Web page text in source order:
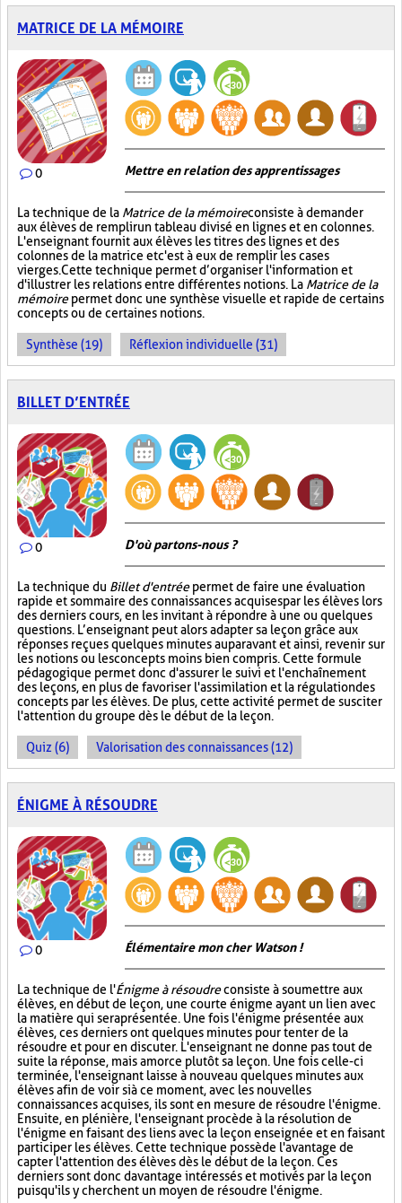
MATRICE DE LA MÉMOIRE
0 Mettre en relation des apprentissages
La technique de la Matrice de la mémoireconsiste à demander
aux élèves de remplir un tableau divisé en lignes et en colonnes.
L'enseignant fournit aux élèves les titres des lignes et des
colonnes de la matrice et c'est à eux de remplir les cases
vierges. Cette technique permet d’organiser l'information et
d'illustrer les relations entre différentes notions. La Matrice de la
mémoirepermet donc une synthèse visuelle et rapide de certains
concepts ou de certaines notions.
Synthèse (19) Réflexion individuelle (31)
BILLET D’ENTRÉE
0 D'où partons-nous ?
La technique du Billet d'entréepermet de faire une évaluation
rapide et sommaire des connaissances acquises par les élèves lors
des derniers cours, en les invitant à répondre à une ou quelques
questions. L’enseignant peut alors adapter sa leçon grâce aux
réponses reçues quelques minutes auparavant et ainsi, revenir sur
les notions ou les concepts moins bien compris. Cette formule
pédagogique permet donc d'assurer le suivi et l'enchaînement
des leçons, en plus de favoriser l'assimilation et la régulation des
concepts par les élèves. De plus, cette activité permet de susciter
l'attention du groupe dès le début de la leçon.
Quiz (6) Valorisation des connaissances (12)
ÉNIGME À RÉSOUDRE
0 Élémentaire mon cher Watson !
La technique de l'Énigme à résoudreconsiste à soumettre aux
élèves, en début de leçon, une courte énigme ayant un lien avec
la matière qui sera présentée. Une fois l'énigme présentée aux
élèves, ces derniers ont quelques minutes pour tenter de la
résoudre et pour en discuter. L'enseignant ne donne pas tout de
suite la réponse, mais amorce plutôt sa leçon. Une fois celle-ci
terminée, l'enseignant laisse à nouveau quelques minutes aux
élèves afin de voir si à ce moment, avec les nouvelles
connaissances acquises, ils sont en mesure de résoudre l'énigme.
Ensuite, en plénière, l'enseignant procède à la résolution de
l'énigme en faisant des liens avec la leçon enseignée et en faisant
participer les élèves. Cette technique possède l'avantage de
capter l'attention des élèves dès le début de la leçon. Ces
derniers sont donc davantage intéressés et motivés par la leçon
puisqu'ils y cherchent un moyen de résoudre l'énigme.